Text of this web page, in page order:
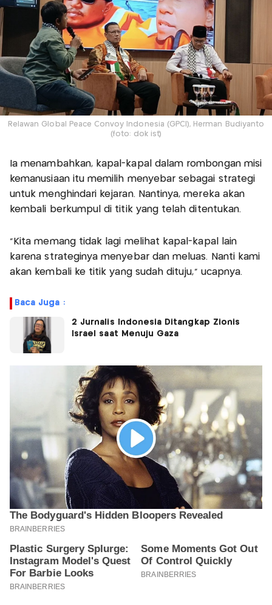
Relawan Global Peace Convoy Indonesia (GPCI), Herman Budiyanto
(foto: dok ist)
Ia menambahkan, kapal-kapal dalam rombongan misi
kemanusiaan itu memilih menyebar sebagai strategi
untuk menghindari kejaran. Nantinya, mereka akan
kembali berkumpul di titik yang telah ditentukan.
"Kita memang tidak lagi melihat kapal-kapal lain
karena strateginya menyebar dan meluas. Nanti kami
akan kembali ke titik yang sudah dituju," ucapnya.
Baca Juga :
2 Jurnalis Indonesia Ditangkap Zionis
Israel saat Menuju Gaza